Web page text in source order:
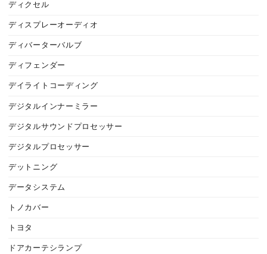
ディクセル
ディスプレーオーディオ
ディバーターバルブ
ディフェンダー
デイライトコーディング
デジタルインナーミラー
デジタルサウンドプロセッサー
デジタルプロセッサー
デットニング
データシステム
トノカバー
トヨタ
ドアカーテシランプ